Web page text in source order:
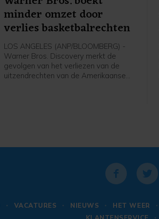
minder omzet door
verlies basketbalrechten
LOS ANGELES (ANP/BLOOMBERG) -
Warner Bros. Discovery merkt de
gevolgen van het verliezen van de
uitzendrechten van de Amerikaanse
VACATURES NIEUWS HET WEER